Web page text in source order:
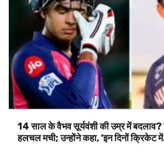
14 साल के वैभव सूर्यवंशी की उम्र में बदलाव?
हलचल मची; उन्होंने कहा, ‘इन दिनों क्रिकेट